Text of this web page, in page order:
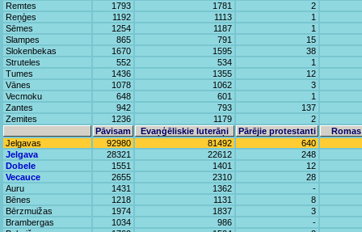
Remtes
1793 1781
2
Reņģes
1192 1113
1
Sēmes
1254 1187
1
Slampes
865 791
15
Slokenbekas
1670 1595
38
Struteles
552 534
1
Tumes
1436 1355
12
Vānes
1078 1062
3
Vecmoku
648 601
1
Zantes
942 793
137
Zemites
1236 1179
2
Pāvisam
Evaņģēliskie luterāņi Pārējie protestanti
Jelgavas
92980 81492
640
Jelgava
28321 22612
248
Dobele
1551 1401
12
Vecauce
2655 2310
28
Auru
1431 1362
-
Bēnes
1218 1131
8
Bērzmuižas
1974 1837
3
Brambergas
1034 986
-